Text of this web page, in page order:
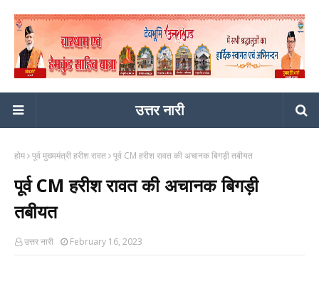
उत्तर नारी
होम पूर्व मुख्यमंत्री हरीश रावत पूर्व CM हरीश रावत की अचानक बिगड़ी तबीयत
पूर्व CM हरीश रावत की अचानक बिगड़ी
तबीयत
उत्तर नारी February 16, 2023